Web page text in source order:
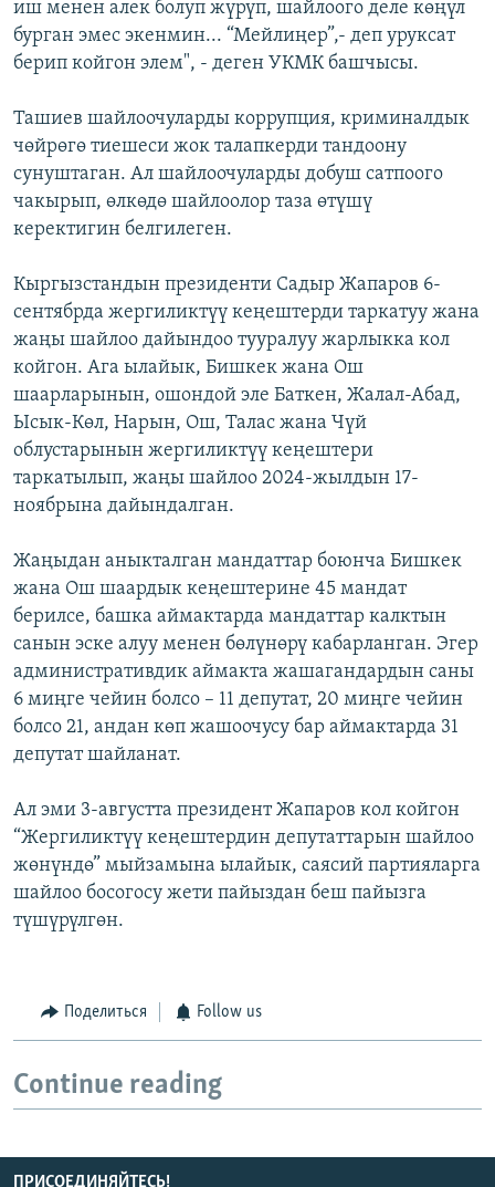
иш менен алек болуп жүрүп, шайлоого деле көңүл
бурган эмес экенмин... “Мейлиңер”,- деп уруксат
берип койгон элем", - деген УКМК башчысы.
Ташиев шайлоочуларды коррупция, криминалдык
чөйрөгө тиешеси жок талапкерди тандоону
сунуштаган. Ал шайлоочуларды добуш сатпоого
чакырып, өлкөдө шайлоолор таза өтүшү
керектигин белгилеген.
Кыргызстандын президенти Садыр Жапаров 6-
сентябрда жергиликтүү кеңештерди таркатуу жана
жаңы шайлоо дайындоо тууралуу жарлыкка кол
койгон. Ага ылайык, Бишкек жана Ош
шаарларынын, ошондой эле Баткен, Жалал-Абад,
Ысык-Көл, Нарын, Ош, Талас жана Чүй
облустарынын жергиликтүү кеңештери
таркатылып, жаңы шайлоо 2024-жылдын 17-
ноябрына дайындалган.
Жаңыдан аныкталган мандаттар боюнча Бишкек
жана Ош шаардык кеңештерине 45 мандат
берилсе, башка аймактарда мандаттар калктын
санын эске алуу менен бөлүнөрү кабарланган. Эгер
административдик аймакта жашагандардын саны
6 миңге чейин болсо – 11 депутат, 20 миңге чейин
болсо 21, андан көп жашоочусу бар аймактарда 31
депутат шайланат.
Ал эми 3-августта президент Жапаров кол койгон
“Жергиликтүү кеңештердин депутаттарын шайлоо
жөнүндө” мыйзамына ылайык, саясий партияларга
шайлоо босогосу жети пайыздан беш пайызга
түшүрүлгөн.
Поделиться Follow us
Continue reading
ПРИСОЕДИНЯЙТЕСЬ!